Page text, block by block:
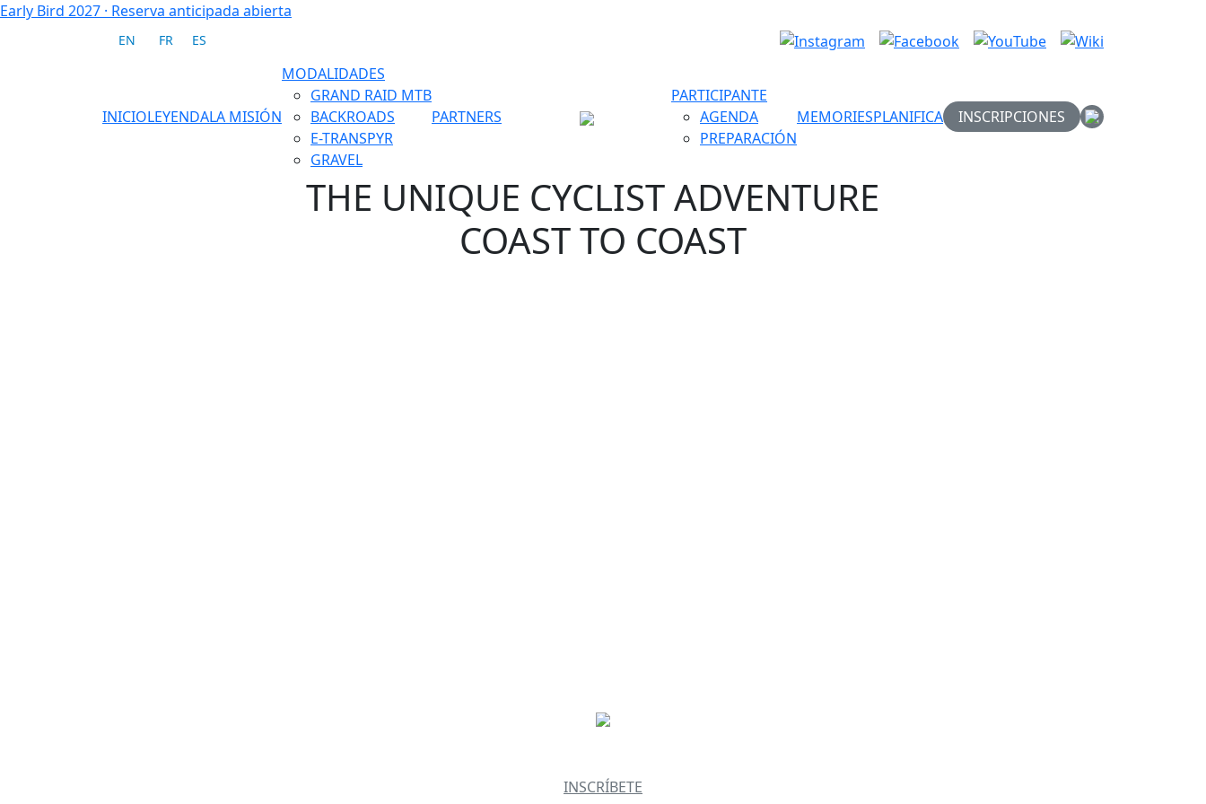
Early Bird 2027 · Reserva anticipada abierta
EN FR ES
INICIOLEYENDALA MISIÓN
MODALIDADES
GRAND RAID MTB
BACKROADS
E-TRANSPYR
GRAVEL
PARTNERS
PARTICIPANTE
AGENDA
PREPARACIÓN
MEMORIESPLANIFICA INSCRIPCIONES
THE UNIQUE CYCLIST ADVENTURE
COAST TO COAST
INSCRÍBETE